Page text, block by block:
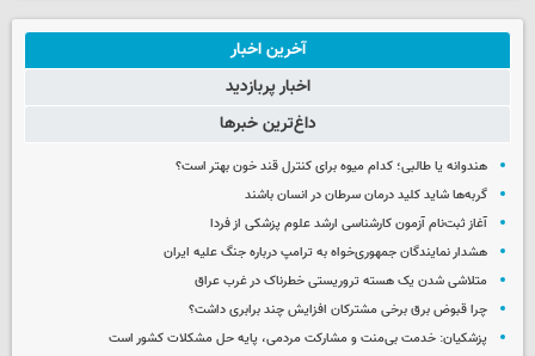
آخرین اخبار
اخبار پربازدید
داغ‌ترین خبرها
هندوانه یا طالبی؛ کدام‌ میوه برای کنترل قند خون بهتر است؟
گربه‌ها شاید کلید درمان سرطان در انسان باشند
آغاز ثبت‌نام‌ آزمون کارشناسی ارشد علوم پزشکی از فردا
هشدار نمایندگان جمهوری‌خواه به ترامپ درباره جنگ علیه ایران
متلاشی شدن یک هسته تروریستی خطرناک در غرب عراق
چرا قبوض برق برخی مشترکان افزایش چند برابری داشت؟
پزشکیان: خدمت بی‌منت و مشارکت مردمی، پایه حل مشکلات کشور است